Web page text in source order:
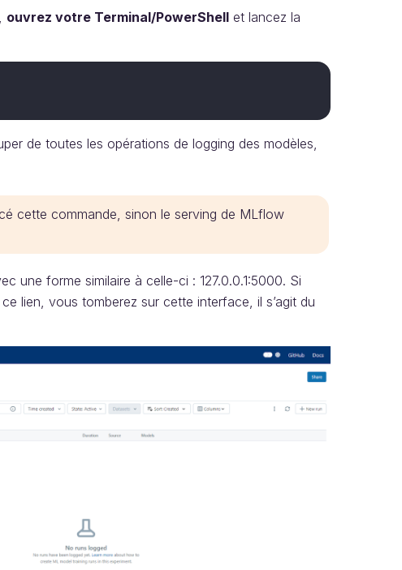
ouvrez votre Terminal/PowerShell et lancez la
de toutes les opérations de logging des modèles,
cette commande, sinon le serving de MLflow
une forme similaire à celle-ci : 127.0.0.1:5000. Si
lien, vous tomberez sur cette interface, il s’agit du